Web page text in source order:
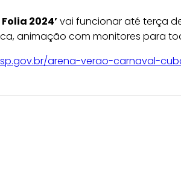
2024’vai funcionar até terça
animação com monitores para
arena-verao-carnaval-